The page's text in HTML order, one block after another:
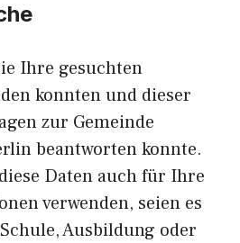
Ihre gesuchten
konnten und dieser
zur Gemeinde
beantworten konnte.
Daten auch für Ihre
verwenden, seien es
Ausbildung oder